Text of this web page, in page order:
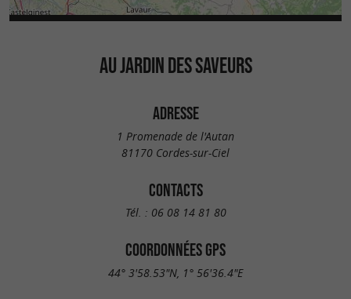
AU JARDIN DES SAVEURS
ADRESSE
1 Promenade de l'Autan
81170 Cordes-sur-Ciel
CONTACTS
Tél. : 06 08 14 81 80
COORDONNÉES GPS
44° 3'58.53"N, 1° 56'36.4"E